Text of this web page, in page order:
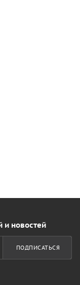
и новостей
ПОДПИСАТЬСЯ